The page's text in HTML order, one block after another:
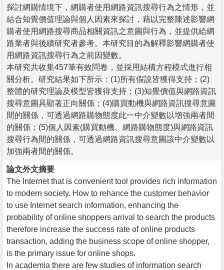
探討網購情境下，網購者使用網路資訊搜尋行為之情形，並
結合知覺價值理論與個人因素來探討，藉以完整陳述影響網
購者使用網路搜尋商品相關資訊之意圖與行為，並提供給網
路業者與後續研究者參考。本研究目的為解釋影響網購者使
用網路資訊搜尋行為之前因變數。
本研究共收集457筆有效問卷，並採用結構方程模式進行相
關分析。研究結果如下所示：(1)所有假說皆獲得支持；(2)
整體的研究理論及模型皆獲得支持；(3)知覺價值與網路資訊
搜尋意圖具顯著正向關係；(4)購買動機與網路資訊搜尋意圖
間的關係，可透過網路購物態度此一中介變數以增強兩者間
的關係；(5)個人因素(購買動機、網路購物態度)與網路資訊
搜尋行為間的關係，可透過網路資訊搜尋意圖該中介變數以
加強兩者間的關係。
論文外文摘要
The Internet that is convenient tool provides rich information
to modern society. How to rehance the customer behavior
to use Internet search information, enhancing the
probability of online shoppers arrival to search the products
therefore increase the success rate of online products
transaction, adding the business scope of online shopper,
is the primary issue for online shops.
In academia there are few studies of information search